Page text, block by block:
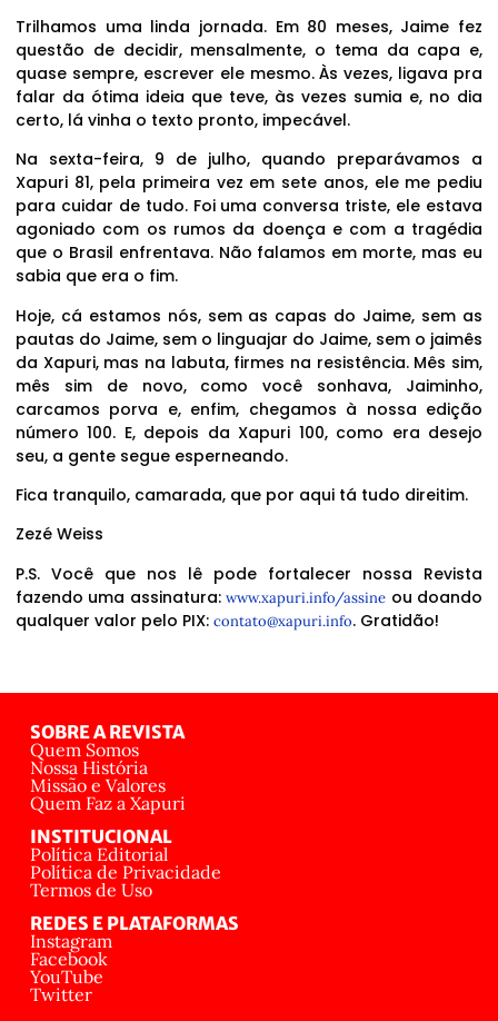
Trilhamos uma linda jornada. Em 80 meses, Jaime fez
questão de decidir, mensalmente, o tema da capa e,
quase sempre, escrever ele mesmo. Às vezes, ligava pra
falar da ótima ideia que teve, às vezes sumia e, no dia
certo, lá vinha o texto pronto, impecável.
Na sexta-feira, 9 de julho, quando preparávamos a
Xapuri 81, pela primeira vez em sete anos, ele me pediu
para cuidar de tudo. Foi uma conversa triste, ele estava
agoniado com os rumos da doença e com a tragédia
que o Brasil enfrentava. Não falamos em morte, mas eu
sabia que era o fim.
Hoje, cá estamos nós, sem as capas do Jaime, sem as
pautas do Jaime, sem o linguajar do Jaime, sem o jaimês
da Xapuri, mas na labuta, firmes na resistência. Mês sim,
mês sim de novo, como você sonhava, Jaiminho,
carcamos porva e, enfim, chegamos à nossa edição
número 100. E, depois da Xapuri 100, como era desejo
seu, a gente segue esperneando.
Fica tranquilo, camarada, que por aqui tá tudo direitim.
Zezé Weiss
P.S. Você que nos lê pode fortalecer nossa Revista
fazendo uma assinatura:www.xapuri.info/assine ou doando
qualquer valor pelo PIX: contato@xapuri.info. Gratidão!
SOBRE A REVISTA
Quem Somos
Nossa História
Missão e Valores
Quem Faz a Xapuri
INSTITUCIONAL
Política Editorial
Política de Privacidade
Termos de Uso
REDES E PLATAFORMAS
Instagram
Facebook
YouTube
Twitter